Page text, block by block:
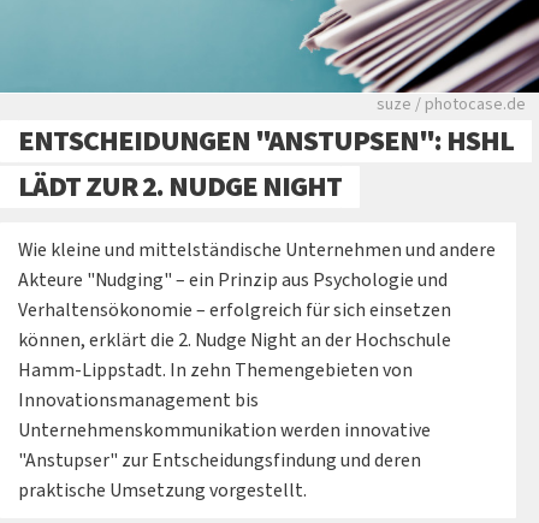
Viele Zeitungen.
suze / photocase.de
ENTSCHEIDUNGEN "ANSTUPSEN": HSHL
LÄDT ZUR 2. NUDGE NIGHT
Wie kleine und mittelständische Unternehmen und andere
Akteure "Nudging" – ein Prinzip aus Psychologie und
Verhaltensökonomie – erfolgreich für sich einsetzen
können, erklärt die 2. Nudge Night an der Hochschule
Hamm-Lippstadt. In zehn Themengebieten von
Innovationsmanagement bis
Unternehmenskommunikation werden innovative
"Anstupser" zur Entscheidungsfindung und deren
praktische Umsetzung vorgestellt.